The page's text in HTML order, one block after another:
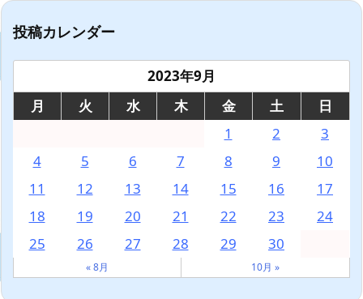
投稿カレンダー
2023年9月
月
火 水 木 金 土
日
1
2
3
4
5 6 7 8 9
10
11
12 13 14 15 16
17
18
19 20 21 22 23
24
25
26 27 28 29 30
« 8月 10月 »